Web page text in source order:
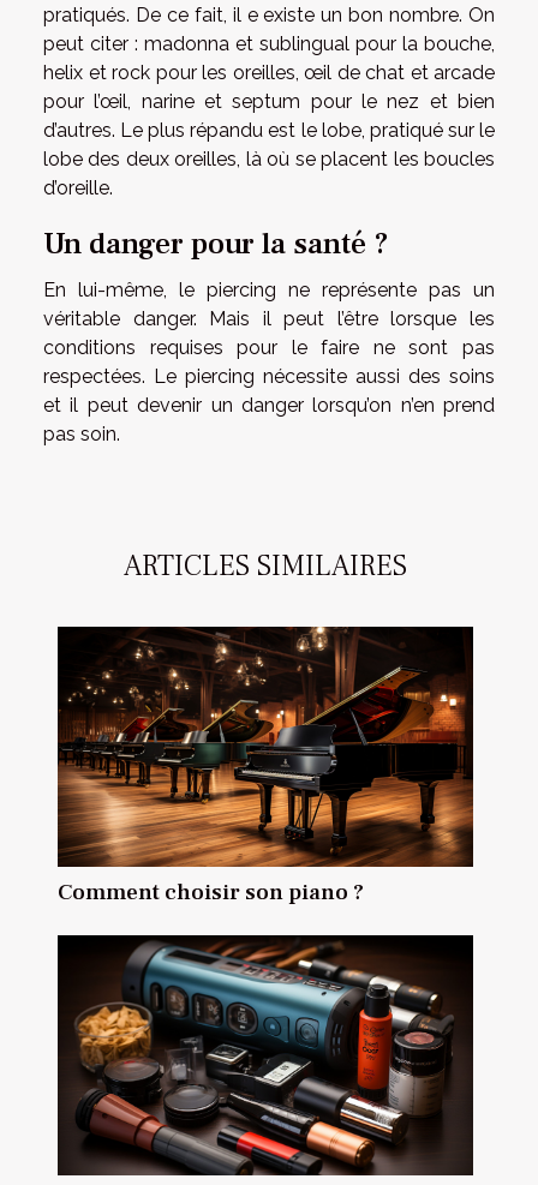
pratiqués. De ce fait, il e existe un bon nombre. On
peut citer : madonna et sublingual pour la bouche,
helix et rock pour les oreilles, œil de chat et arcade
pour l’œil, narine et septum pour le nez et bien
d’autres. Le plus répandu est le lobe, pratiqué sur le
lobe des deux oreilles, là où se placent les boucles
d’oreille.
Un danger pour la santé ?
En lui-même, le piercing ne représente pas un
véritable danger. Mais il peut l’être lorsque les
conditions requises pour le faire ne sont pas
respectées. Le piercing nécessite aussi des soins
et il peut devenir un danger lorsqu’on n’en prend
pas soin.
ARTICLES SIMILAIRES
Comment choisir son piano ?